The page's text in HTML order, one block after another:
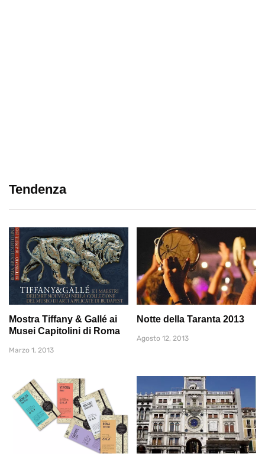
Tendenza
Mostra Tiffany & Gallé ai
Musei Capitolini di Roma
Marzo 1, 2013
Notte della Taranta 2013
Agosto 12, 2013